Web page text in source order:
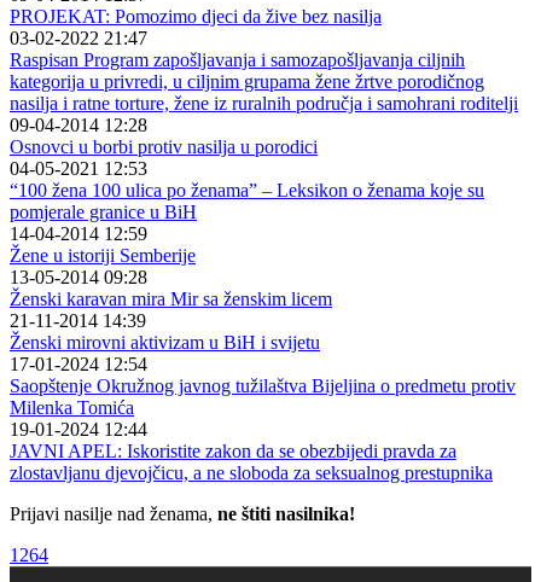
PROJEKAT: Pomozimo djeci da žive bez nasilja
03-02-2022 21:47
Raspisan Program zapošljavanja i samozapošljavanja ciljnih
kategorija u privredi, u ciljnim grupama žene žrtve porodičnog
nasilja i ratne torture, žene iz ruralnih područja i samohrani roditelji
09-04-2014 12:28
Osnovci u borbi protiv nasilja u porodici
04-05-2021 12:53
“100 žena 100 ulica po ženama” – Leksikon o ženama koje su
pomjerale granice u BiH
14-04-2014 12:59
Žene u istoriji Semberije
13-05-2014 09:28
Ženski karavan mira Mir sa ženskim licem
21-11-2014 14:39
Ženski mirovni aktivizam u BiH i svijetu
17-01-2024 12:54
Saopštenje Okružnog javnog tužilaštva Bijeljina o predmetu protiv
Milenka Tomića
19-01-2024 12:44
JAVNI APEL: Iskoristite zakon da se obezbijedi pravda za
zlostavljanu djevojčicu, a ne sloboda za seksualnog prestupnika
Prijavi nasilje nad ženama, ne štiti nasilnika!
1264